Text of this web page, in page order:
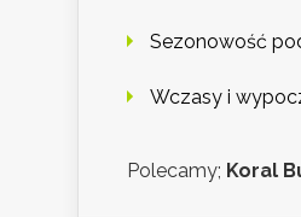
Sezonowość
Wczasy i
Polecamy; Koral